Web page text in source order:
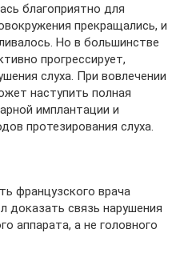
благоприятно для
прекращались, и
Но в большинстве
прогрессирует,
слуха. При вовлечении
наступить полная
имплантации и
протезирования слуха.
французского врача
доказать связь нарушения
аппарата, а не головного